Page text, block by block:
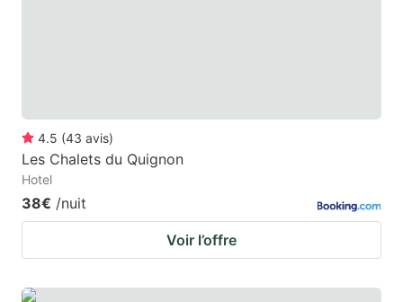
4.5 (43 avis)
Les Chalets du Quignon
Hotel
38€ /nuit
Voir l’offre